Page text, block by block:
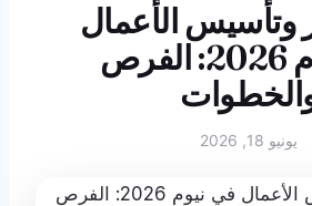
وتأسيس الأعمال
في نيوم 2026: الفرص
يونيو 18, 2026